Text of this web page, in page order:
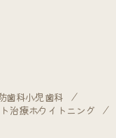
歯科小児歯科
治療ホワイトニング